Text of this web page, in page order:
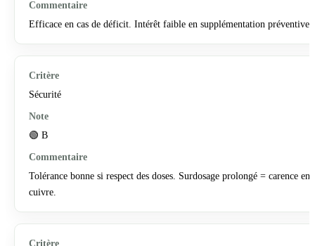
Efficace en cas de déficit. Intérêt faible en supplémentation préventive.
Sécurité
🟢 B
Tolérance bonne si respect des doses. Surdosage prolongé = carence en
cuivre.